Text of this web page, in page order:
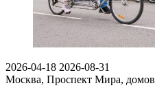
2026-04-18 2026-08-31
Москва, Проспект Мира,